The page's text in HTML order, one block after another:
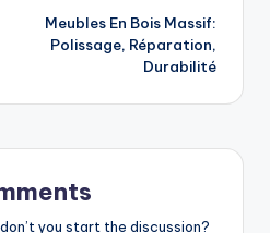
Meubles En Bois Massif:
Polissage, Réparation,
Durabilité
you start the discussion?